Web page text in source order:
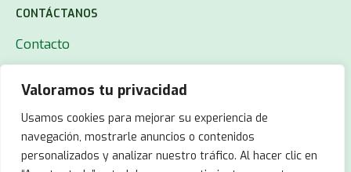
Valoramos tu privacidad
Usamos cookies para mejorar su experiencia de
navegación, mostrarle anuncios o contenidos
personalizados y analizar nuestro tráfico. Al hacer clic en
CONTÁCTANOS
Contacto